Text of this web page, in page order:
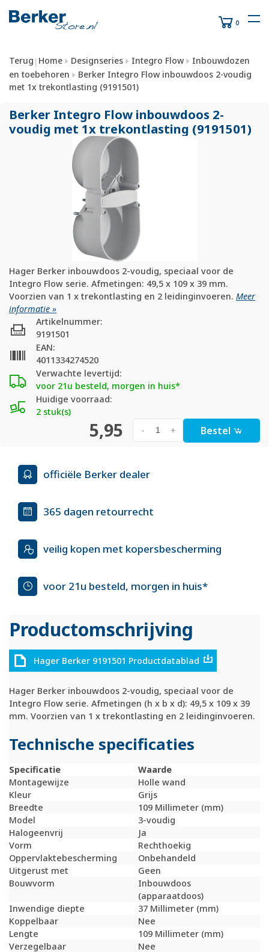
0
Terug | Home Designseries Integro Flow
Inbouwdozen
en toebehoren
Berker Integro Flow inbouwdoos 2-voudig
met 1x trekontlasting (9191501)
Berker Integro Flow inbouwdoos 2-
voudig met 1x trekontlasting (9191501)
Hager Berker inbouwdoos 2-voudig, speciaal voor de
Integro Flow serie. Afmetingen: 49,5 x 109 x 39 mm.
Voorzien van 1 x trekontlasting en 2 leidinginvoeren. Meer
informatie »
Verwachte levertijd:
voor 21u besteld, morgen in huis*
Huidige voorraad:
2 stuk(s)
Artikelnummer:
9191501
EAN:
4011334274520
5,95 +
- Bestel
officiële Berker dealer
365 dagen retourrecht
veilig kopen met kopersbescherming
voor 21u besteld, morgen in huis*
Productomschrijving
Hager Berker 9191501 Productdatablad
Hager Berker inbouwdoos 2-voudig, speciaal voor de
Integro Flow serie. Afmetingen (h x b x d): 49,5 x 109 x 39
mm. Voorzien van 1 x trekontlasting en 2 leidinginvoeren.
Technische specificaties
Specificatie
Waarde
Montagewijze
Holle wand
Kleur
Grijs
Breedte
109 Millimeter (mm)
Model
3-voudig
Halogeenvrij
Ja
Vorm
Rechthoekig
Oppervlaktebescherming
Onbehandeld
Uitgerust met
Geen
Bouwvorm
Inbouwdoos
(apparaatdoos)
Inwendige diepte
37 Millimeter (mm)
Koppelbaar
Nee
Lengte
109 Millimeter (mm)
Verzegelbaar
Nee